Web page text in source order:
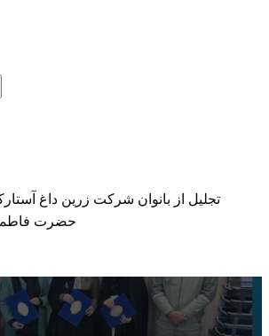
تجلیل از بانوان شرکت زرین داغ
حضرت